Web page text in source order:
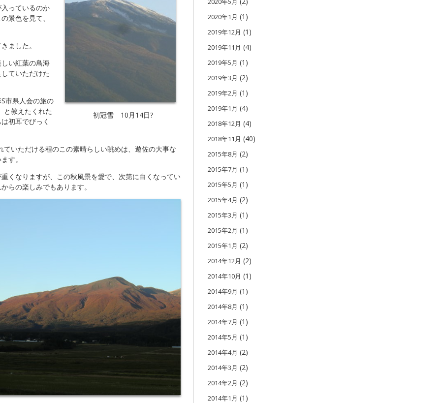
初冠雪 10月14日?
っているのか
景色を見て、
ました。
い紅葉の鳥海
ていただけた
市県人会の旅の
と教えたくれた
初耳でびっく
ていただける程のこの素晴らしい眺めは、遊佐の大事な
す。
くなりますが、この秋風景を愛で、次第に白くなってい
らの楽しみでもあります。
2020年1月 (1)
2019年12月 (1)
2019年11月 (4)
2019年5月 (1)
2019年3月 (2)
2019年2月 (1)
2019年1月 (4)
2018年12月 (4)
2018年11月 (40)
2015年8月 (2)
2015年7月 (1)
2015年5月 (1)
2015年4月 (2)
2015年3月 (1)
2015年2月 (1)
2015年1月 (2)
2014年12月 (2)
2014年10月 (1)
2014年9月 (1)
2014年8月 (1)
2014年7月 (1)
2014年5月 (1)
2014年4月 (2)
2014年3月 (2)
2014年2月 (2)
2014年1月 (1)